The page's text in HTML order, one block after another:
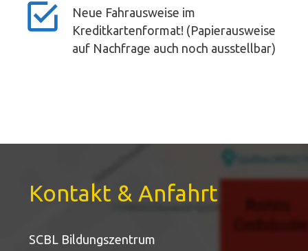
Neue Fahrausweise im
Kreditkartenformat! (Papierausweise
auf Nachfrage auch noch ausstellbar)
Kontakt & Anfahrt
SCBL Bildungszentrum